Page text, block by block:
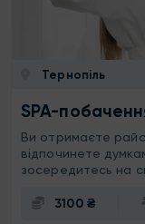
Тернопіль
SPA-
Ви отримаєте
відпочинете
зосередитесь на
3100 ₴